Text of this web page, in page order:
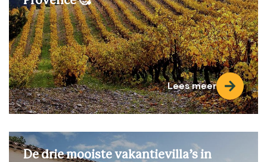
Lees meer
De drie mooiste vakantievilla’s in